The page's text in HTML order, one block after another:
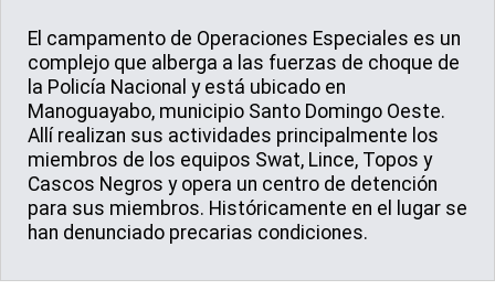
El campamento de Operaciones Especiales es un
complejo que alberga a las fuerzas de choque de
la Policía Nacional y está ubicado en
Manoguayabo, municipio Santo Domingo Oeste.
Allí realizan sus actividades principalmente los
miembros de los equipos Swat, Lince, Topos y
Cascos Negros y opera un centro de detención
para sus miembros. Históricamente en el lugar se
han denunciado precarias condiciones.